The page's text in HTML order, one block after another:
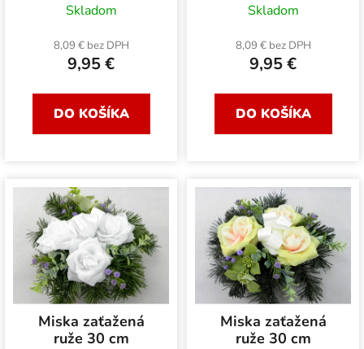
Skladom
8,09 € bez DPH
9,95 €
DO KOŠÍKA
Skladom
8,09 € bez DPH
9,95 €
DO KOŠÍKA
Miska zaťažená
ruže 30 cm
Miska zaťažená
ruže 30 cm